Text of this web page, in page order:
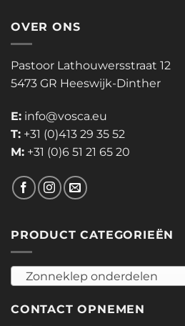
OVER ONS
Pastoor Lathouwersstraat 12
5473 GR Heeswijk-Dinther
E: info@vosca.eu
T: +31 (0)413 29 35 52
M: +31 (0)6 51 21 65 20
PRODUCT CATEGORIEËN
Zonneklep onderdelen
CONTACT OPNEMEN